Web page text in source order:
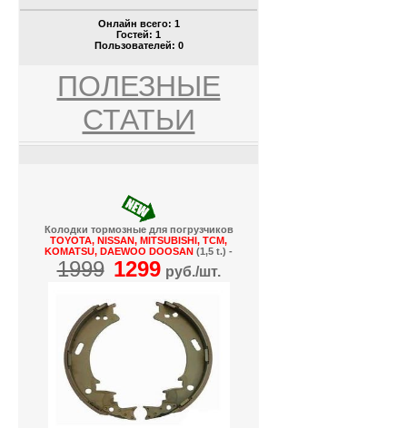
Онлайн всего: 1
Гостей: 1
Пользователей: 0
ПОЛЕЗНЫЕ
СТАТЬИ
Колодки тормозные для погрузчиков
TOYOTA, NISSAN, MITSUBISHI, TCM,
KOMATSU, DAEWOO DOOSAN (1,5 t.) -
1999 1299 руб./шт.